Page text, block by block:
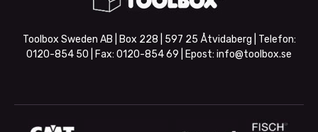
Toolbox Sweden AB | Box 228 | 597 25 Åtvidaberg | Telefon:
0120-854 50 | Fax: 0120-854 69 | Epost: info@toolbox.se